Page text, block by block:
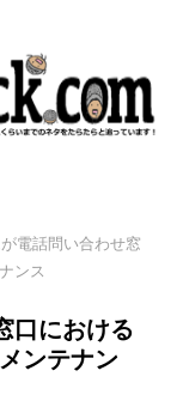
電話問い合わせ窓
ンス
口における
ンテナン